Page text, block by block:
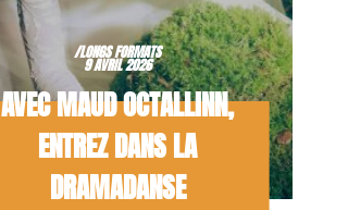
/LONGS FORMATS
9 AVRIL 2026
AVEC MAUD OCTALLINN,
ENTREZ DANS LA
DRAMADANSE